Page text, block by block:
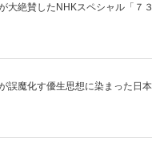
大絶賛したNHKスペシャル「７
誤魔化す優生思想に染まった日